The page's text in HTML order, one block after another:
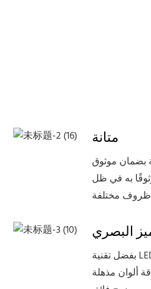
متانة
بضمان موثوق
به في ظل
البصري
بفضل تقنية LED المتقدمة، توفر هذه الشاشة شاشات عرض نابضة
ألوان مذهلة